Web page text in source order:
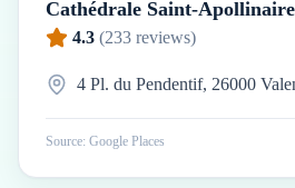
Cathédrale Saint-Apollinaire
4.3 (233 reviews)
4 Pl. du Pendentif, 26000
Source: Google Places